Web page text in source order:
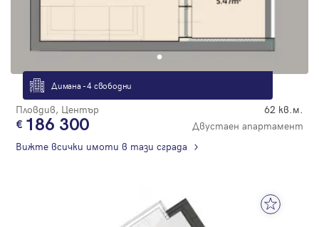
Димана - 4 свободни
Пловдив, Център 62 кв.м.
186 300
Двустаен апартамент
Вижте всички имоти в тази сграда